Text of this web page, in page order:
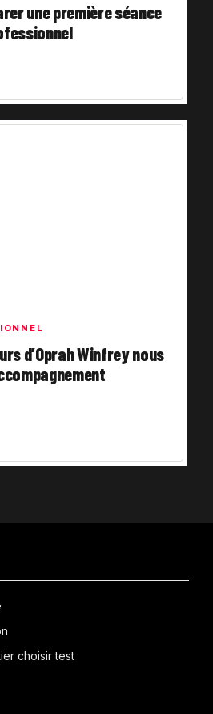
une première séance
d’Oprah Winfrey nous
choisir test